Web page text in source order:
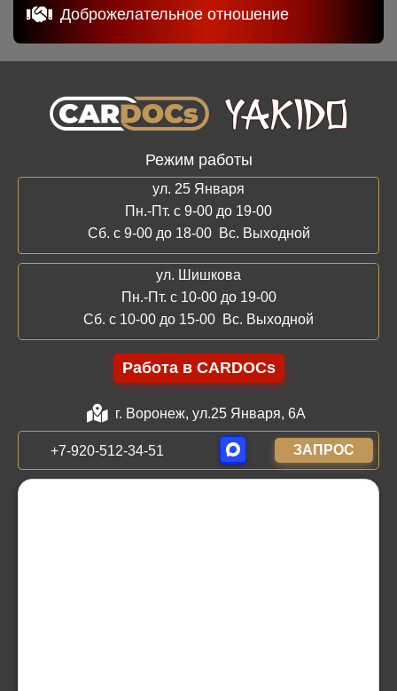
Доброжелательное отношение
Режим работы
ул. 25 Января
Пн.-Пт. с 9-00 до 19-00
Сб. с 9-00 до 18-00 Вс. Выходной
ул. Шишкова
Пн.-Пт. с 10-00 до 19-00
Сб. с 10-00 до 15-00 Вс. Выходной
Работа в CARDOCs
г. Воронеж, ул.25 Января, 6А
+7-920-512-34-51 ЗАПРОС